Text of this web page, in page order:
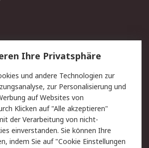
Lieferlösungen
Kontakt
Privatkunden
Datenschutz
Ihre Privatsphäre
und andere Technologien zur
zur Personalisierung und
auf Websites von
Klicken auf "Alle akzeptieren"
der Verarbeitung von nicht-
einverstanden. Sie können Ihre
indem Sie auf "Cookie Einstellungen